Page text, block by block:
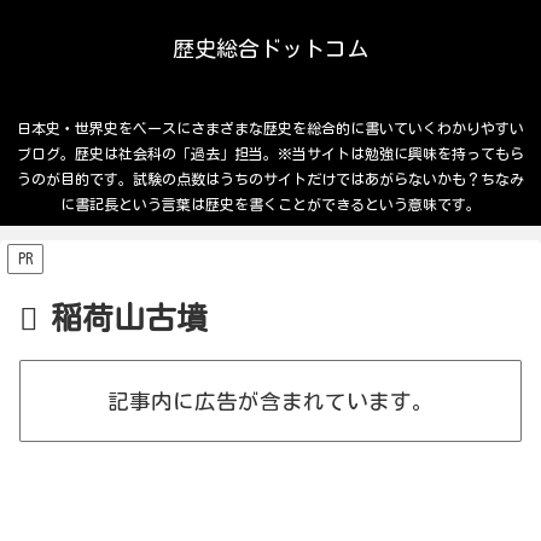
歴史総合ドットコム
日本史・世界史をベースにさまざまな歴史を総合的に書いていくわかりやすい
ブログ。歴史は社会科の「過去」担当。※当サイトは勉強に興味を持ってもら
うのが目的です。試験の点数はうちのサイトだけではあがらないかも？ちなみ
に書記長という言葉は歴史を書くことができるという意味です。
PR
稲荷山古墳
記事内に広告が含まれています。